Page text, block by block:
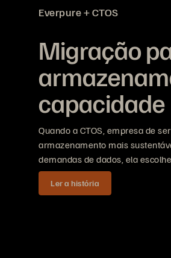
Everpure + CTOS
Migração
capacidade
Quando a CTOS, empresa de
armazenamento mais
demandas de dados, ela
Ler a história